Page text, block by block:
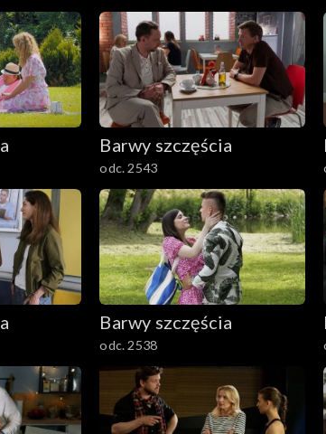
Barwy szczęścia
odc. 2543
Barwy szczęścia
odc. 2538